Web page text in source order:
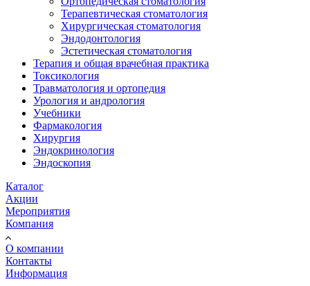
Терапевтическая стоматология
Хирургическая стоматология
Эндодонтология
Эстетическая стоматология
Терапия и общая врачебная практика
Токсикология
Травматология и ортопедия
Урология и андрология
Учебники
Фармакология
Хирургия
Эндокринология
Эндоскопия
Каталог
Акции
Мероприятия
Компания
О компании
Контакты
Информация